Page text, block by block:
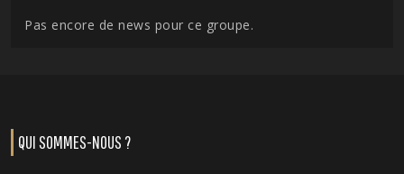
Pas encore de news pour ce groupe.
QUI SOMMES-NOUS ?